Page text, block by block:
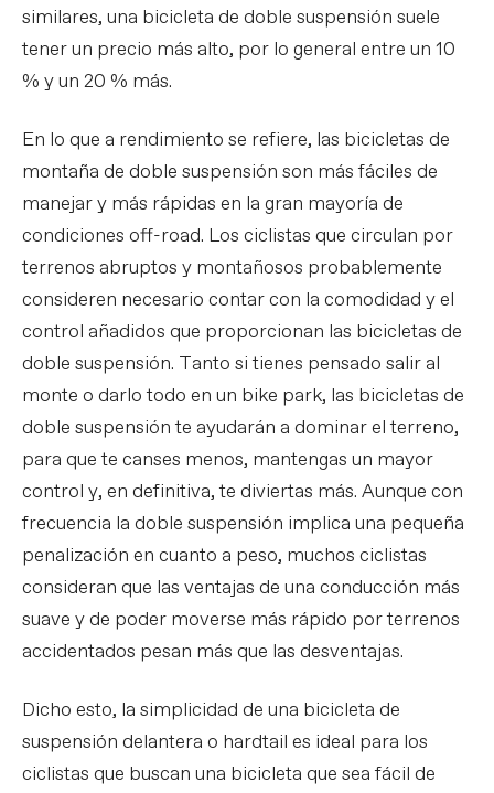
similares, una bicicleta de doble suspensión suele
tener un precio más alto, por lo general entre un 10
% y un 20 % más.
En lo que a rendimiento se refiere, las bicicletas de
montaña de doble suspensión son más fáciles de
manejar y más rápidas en la gran mayoría de
condiciones off-road. Los ciclistas que circulan por
terrenos abruptos y montañosos probablemente
consideren necesario contar con la comodidad y el
control añadidos que proporcionan las bicicletas de
doble suspensión. Tanto si tienes pensado salir al
monte o darlo todo en un bike park, las bicicletas de
doble suspensión te ayudarán a dominar el terreno,
para que te canses menos, mantengas un mayor
control y, en definitiva, te diviertas más. Aunque con
frecuencia la doble suspensión implica una pequeña
penalización en cuanto a peso, muchos ciclistas
consideran que las ventajas de una conducción más
suave y de poder moverse más rápido por terrenos
accidentados pesan más que las desventajas.
Dicho esto, la simplicidad de una bicicleta de
suspensión delantera o hardtail es ideal para los
ciclistas que buscan una bicicleta que sea fácil de